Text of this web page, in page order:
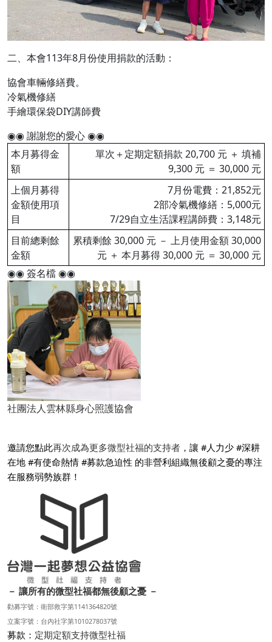
二、本會113年8月份使用捐款的活動：
協會車輛修繕費。
冷氣機修繕
手繪環保袋DIY講師費
◉◉ 謝謝您的愛心 ◉◉
本月募得金
額
單次＋定期定額捐款 20,700 元 ＋ 填補
9,300 元 ＝ 30,000 元
上個月募得
金額使用項
目
7月份電費：21,852元
2部冷氣機修繕：5,000元
7/29自立生活課程講師費：3,148元
目前總剩餘
金額
累積剩餘 30,000 元 － 上月使用金額 30,000
元 ＋ 本月募得 30,000 元 ＝ 30,000 元
◉◉ 簽名檔 ◉◉
社團法人雲林縣身心照護協會
邀請您點此再次成為更多微型社福的支持者 ，讓 #人力少 #深耕
在地 #有使命熱情 #募款急迫性 的非營利組織無後顧之憂的專注
在服務弱勢族群！
－ 讓所有的微型社福都無後顧之憂 －
勸募字號：衛部救字第1141364820號
立案字號：台內社字第1010278037號
募款： 定期定額支持微型社福